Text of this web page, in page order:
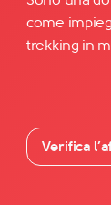
Facebook
TikTok
come
trekking in
Verifica